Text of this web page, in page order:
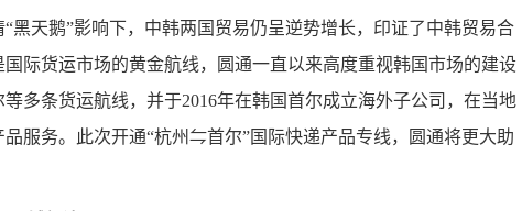
黑天鹅”影响下，中韩两国贸易仍呈逆势增长，印证了中韩贸易合
际货运市场的黄金航线，圆通一直以来高度重视韩国市场的建设
多条货运航线，并于2016年在韩国首尔成立海外子公司，在当地
服务。此次开通“杭州⇋首尔”国际快递产品专线，圆通将更大助